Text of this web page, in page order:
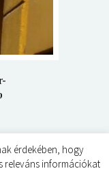
érdekében, hogy
releváns információkat